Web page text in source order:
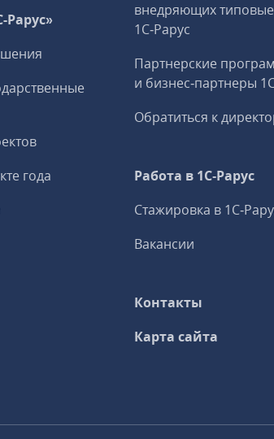
Рарус»
года
внедряющих
1С‑Рарус
Партнерские
и бизнес‑партнеры
Обратиться к
Работа в 1С‑Рарус
Стажировка в
Вакансии
Контакты
Карта сайта